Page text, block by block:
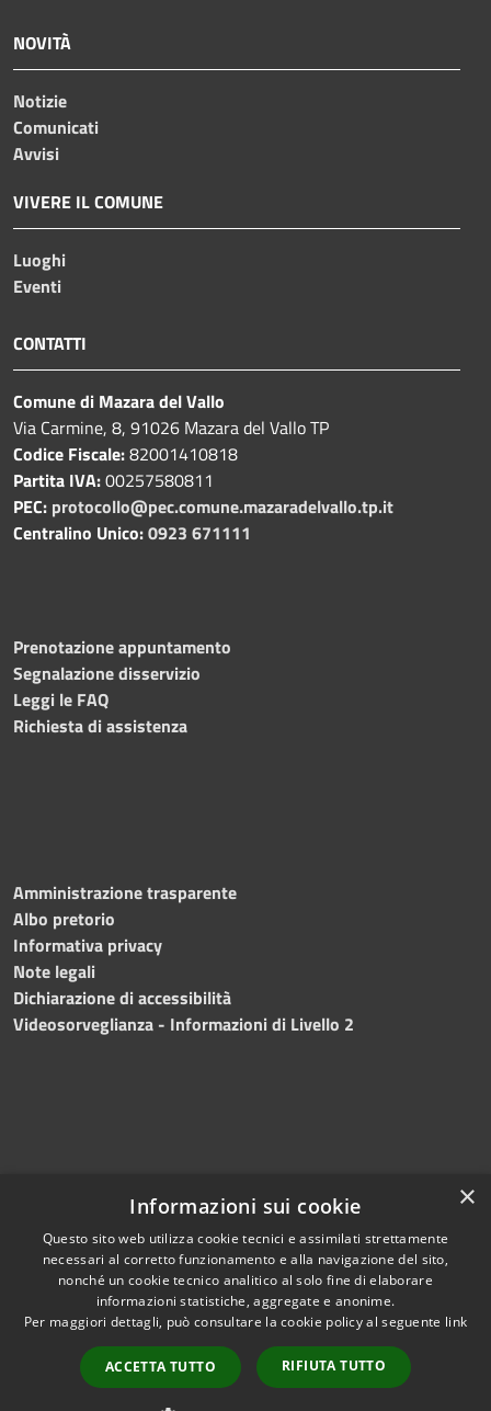
NOVITÀ
Notizie
Comunicati
Avvisi
VIVERE IL COMUNE
Luoghi
Eventi
CONTATTI
Comune di Mazara del Vallo
Via Carmine, 8, 91026 Mazara del Vallo TP
Codice Fiscale:82001410818
Partita IVA:00257580811
PEC: protocollo@pec.comune.mazaradelvallo.tp.it
Centralino Unico:0923 671111
Prenotazione appuntamento
Segnalazione disservizio
Leggi le FAQ
Richiesta di assistenza
Amministrazione trasparente
Albo pretorio
Informativa privacy
Note legali
Dichiarazione di accessibilità
Videosorveglianza - Informazioni di Livello 2
Accessibilità
Privacy
Mappa del sito
Copyright © 2024 •
Comune di Mazara del
Vallo• Powered
byMunicipium• Redazione
×
Informazioni sui cookie
Questo sito web utilizza cookie tecnici e assimilati strettamente
necessari al corretto funzionamento e alla navigazione del sito,
nonché un cookie tecnico analitico al solo fine di elaborare
informazioni statistiche, aggregate e anonime.
Per maggiori dettagli, può consultare la cookie policy al seguente link
ACCETTA TUTTO RIFIUTA TUTTO